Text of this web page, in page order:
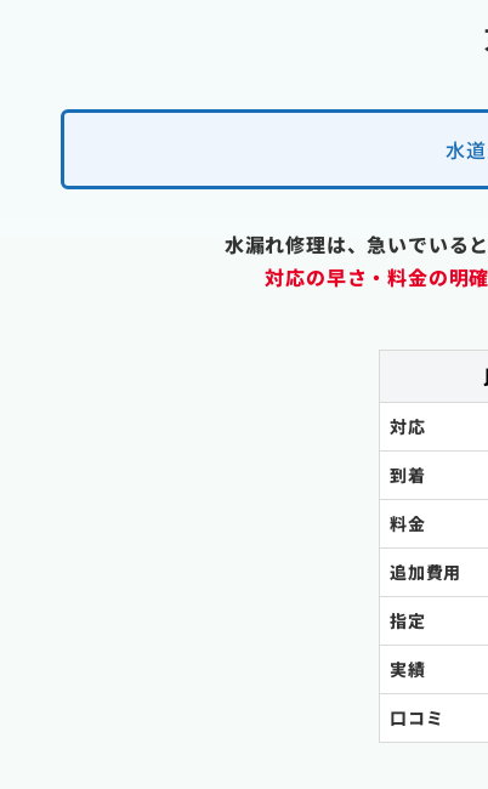
水
水漏れ修理は、急いでいる
対応の早さ・料金の明
対応
到着
料金
追加費用
指定
実績
口コミ